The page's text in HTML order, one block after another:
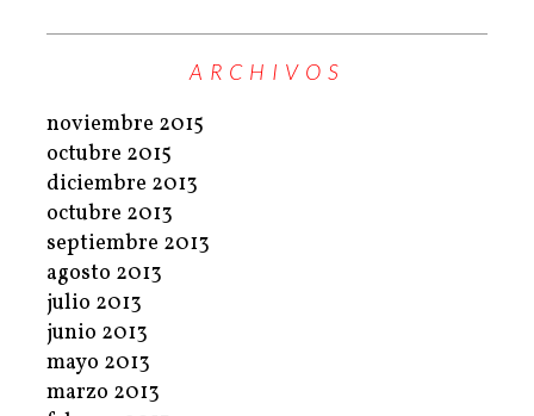
ARCHIVOS
noviembre 2015
octubre 2015
diciembre 2013
octubre 2013
septiembre 2013
agosto 2013
julio 2013
junio 2013
mayo 2013
marzo 2013